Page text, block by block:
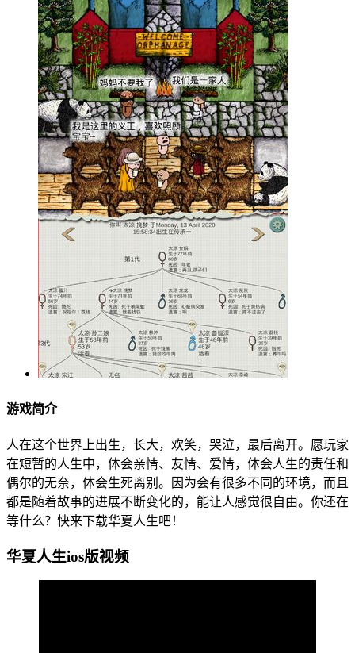
游戏简介
人在这个世界上出生，长大，欢笑，哭泣，最后离开。愿玩家
在短暂的人生中，体会亲情、友情、爱情，体会人生的责任和
偶尔的无奈，体会生死离别。因为会有很多不同的环境，而且
都是随着故事的进展不断变化的，能让人感觉很自由。你还在
等什么？快来下载华夏人生吧！
华夏人生ios版视频